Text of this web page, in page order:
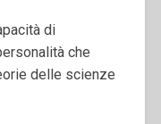
di
che
delle scienze